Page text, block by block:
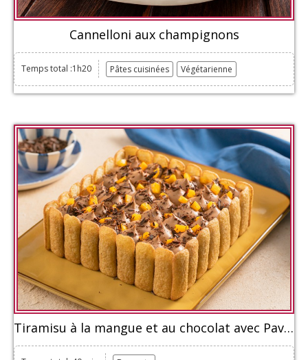
Cannelloni aux champignons
Temps total :1h20 Pâtes cuisinées Végétarienne
Tiramisu à la mangue et au chocolat avec Pavesini